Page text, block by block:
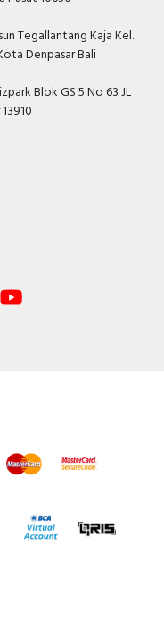
Tegallantang Kaja Kel.
Denpasar Bali
Blok GS 5 No 63 JL